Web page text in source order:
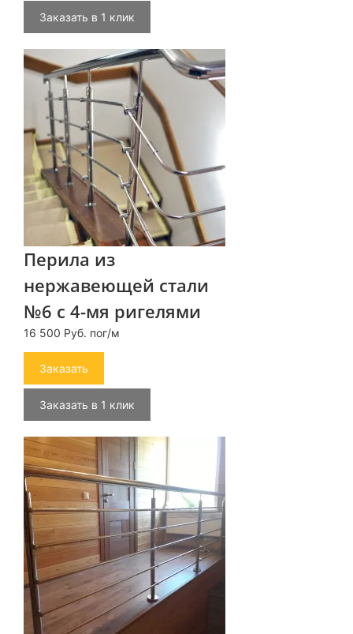
Заказать в 1 клик
Перила из
нержавеющей стали
№6 с 4-мя ригелями
16 500 Руб. пог/м
Заказать
Заказать в 1 клик